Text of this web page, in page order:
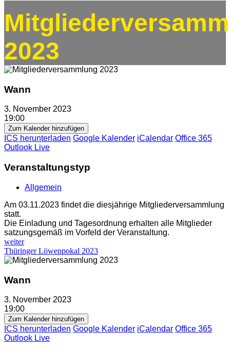
2023
Wann
3. November 2023
19:00
Zum Kalender hinzufügen
ICS herunterladen Google Kalender iCalendar Office 365
Outlook Live
Veranstaltungstyp
Allgemein
Am 03.11.2023 findet die diesjährige Mitgliederversammlung
statt.
Die Einladung und Tagesordnung erhalten alle Mitglieder
satzungsgemäß im Vorfeld der Veranstaltung.
weiter
Thüringer Löwenpokal 2023
Wann
3. November 2023
19:00
Zum Kalender hinzufügen
ICS herunterladen Google Kalender iCalendar Office 365
Outlook Live